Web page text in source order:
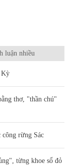
luận nhiều
Kỳ
thơ, "thần chú"
rừng Sác
từng khoe sổ đỏ